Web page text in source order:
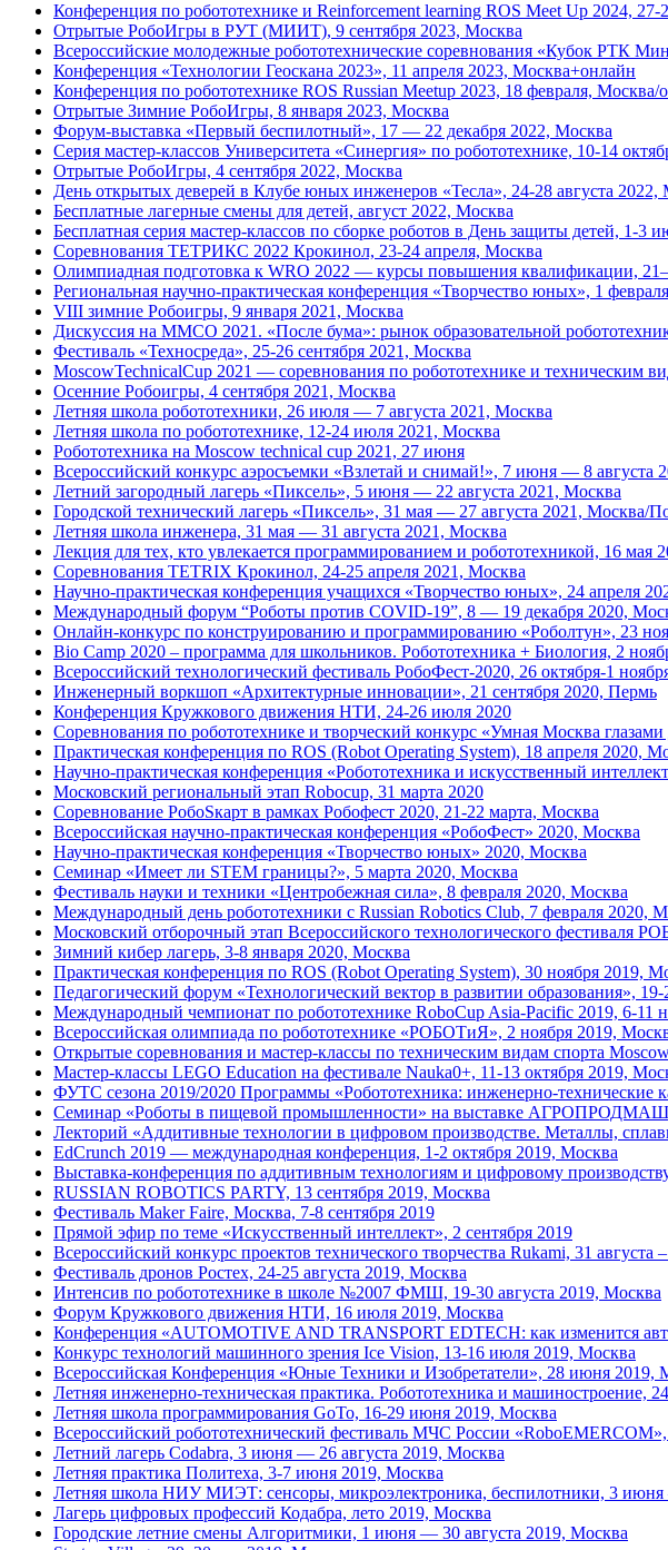
Конференция по робототехнике и Reinforcement learning ROS Meet Up 2024, 27-
Отрытые РобоИгры в РУТ (МИИТ), 9 сентября 2023, Москва
Всероссийские молодежные робототехнические соревнования «Кубок РТК
Конференция «Технологии Геоскана 2023», 11 апреля 2023, Москва+онлайн
Конференция по робототехнике ROS Russian Meetup 2023, 18 февраля, Москва/
Отрытые Зимние РобоИгры, 8 января 2023, Москва
Форум-выставка «Первый беспилотный», 17 — 22 декабря 2022, Москва
Серия мастер-классов Университета «Синергия» по робототехнике, 10-14
Отрытые РобоИгры, 4 сентября 2022, Москва
День открытых деверей в Клубе юных инженеров «Тесла», 24-28 августа 2022,
Бесплатные лагерные смены для детей, август 2022, Москва
Бесплатная серия мастер-классов по сборке роботов в День защиты детей, 1-3
Соревнования ТЕТРИКС 2022 Крокинол, 23-24 апреля, Москва
Олимпиадная подготовка к WRO 2022 — курсы повышения квалификации,
Региональная научно-практическая конференция «Творчество юных», 1
VIII зимние Робоигры, 9 января 2021, Москва
Дискуссия на ММСО 2021. «После бума»: рынок образовательной
Фестиваль «Техносреда», 25-26 сентября 2021, Москва
MoscowTechnicalCup 2021 — соревнования по робототехнике и техническим
Осенние Робоигры, 4 сентября 2021, Москва
Летняя школа робототехники, 26 июля — 7 августа 2021, Москва
Летняя школа по робототехнике, 12-24 июля 2021, Москва
Робототехника на Moscow technical cup 2021, 27 июня
Всероссийский конкурс аэросъемки «Взлетай и снимай!», 7 июня — 8 августа
Летний загородный лагерь «Пиксель», 5 июня — 22 августа 2021, Москва
Городской технический лагерь «Пиксель», 31 мая — 27 августа 2021, Москва/
Летняя школа инженера, 31 мая — 31 августа 2021, Москва
Лекция для тех, кто увлекается программированием и робототехникой, 16 мая
Соревнования TETRIX Крокинол, 24-25 апреля 2021, Москва
Научно-практическая конференция учащихся «Творчество юных», 24 апреля
Международный форум “Роботы против COVID-19”, 8 — 19 декабря 2020,
Онлайн-конкурс по конструированию и программированию «Роболтун», 23
Bio Camp 2020 – программа для школьников. Робототехника + Биология, 2
Всероссийский технологический фестиваль РобоФест-2020, 26 октября-1
Инженерный воркшоп «Архитектурные инновации», 21 сентября 2020, Пермь
Конференция Кружкового движения НТИ, 24-26 июля 2020
Соревнования по робототехнике и творческий конкурс «Умная Москва
Практическая конференция по ROS (Robot Operating System), 18 апреля 2020,
Научно-практическая конференция «Робототехника и искусственный
Московский региональный этап Robocup, 31 марта 2020
Соревнование РобоSкарт в рамках Робофест 2020, 21-22 марта, Москва
Всероссийская научно-практическая конференция «РобоФест» 2020, Москва
Научно-практическая конференция «Творчество юных» 2020, Москва
Семинар «Имеет ли STEM границы?», 5 марта 2020, Москва
Фестиваль науки и техники «Центробежная сила», 8 февраля 2020, Москва
Международный день робототехники с Russian Robotics Club, 7 февраля 2020,
Московский отборочный этап Всероссийского технологического фестиваля
Зимний кибер лагерь, 3-8 января 2020, Москва
Практическая конференция по ROS (Robot Operating System), 30 ноября 2019,
Педагогический форум «Технологический вектор в развитии образования»,
Международный чемпионат по робототехнике RoboCup Asia-Pacific 2019, 6-11
Всероссийская олимпиада по робототехнике «РОБОТиЯ», 2 ноября 2019,
Открытые соревнования и мастер-классы по техническим видам спорта
Мастер-классы LEGO Education на фестивале Nauka0+, 11-13 октября 2019,
ФУТС сезона 2019/2020 Программы «Робототехника: инженерно-
Семинар «Роботы в пищевой промышленности» на выставке АГРОПРОДМАШ,
Лекторий «Аддитивные технологии в цифровом производстве. Металлы,
EdCrunch 2019 — международная конференция, 1-2 октября 2019, Москва
Выставка-конференция по аддитивным технологиям и цифровому
RUSSIAN ROBOTICS PARTY, 13 сентября 2019, Москва
Фестиваль Maker Faire, Москва, 7-8 сентября 2019
Прямой эфир по теме «Искусственный интеллект», 2 сентября 2019
Всероссийский конкурс проектов технического творчества Rukami, 31 августа
Фестиваль дронов Ростех, 24-25 августа 2019, Москва
Интенсив по робототехнике в школе №2007 ФМШ, 19-30 августа 2019, Москва
Форум Кружкового движения НТИ, 16 июля 2019, Москва
Конференция «AUTOMOTIVE AND TRANSPORT EDTECH: как изменится
Конкурс технологий машинного зрения Ice Vision, 13-16 июля 2019, Москва
Всероссийская Конференция «Юные Техники и Изобретатели», 28 июня 2019,
Летняя инженерно-техническая практика. Робототехника и машиностроение,
Летняя школа программирования GoTo, 16-29 июня 2019, Москва
Всероссийский робототехнический фестиваль МЧС России
Летний лагерь Codabra, 3 июня — 26 августа 2019, Москва
Летняя практика Политеха, 3-7 июня 2019, Москва
Летняя школа НИУ МИЭТ: сенсоры, микроэлектроника, беспилотники, 3 июня
Лагерь цифровых профессий Кодабра, лето 2019, Москва
Городские летние смены Алгоритмики, 1 июня — 30 августа 2019, Москва